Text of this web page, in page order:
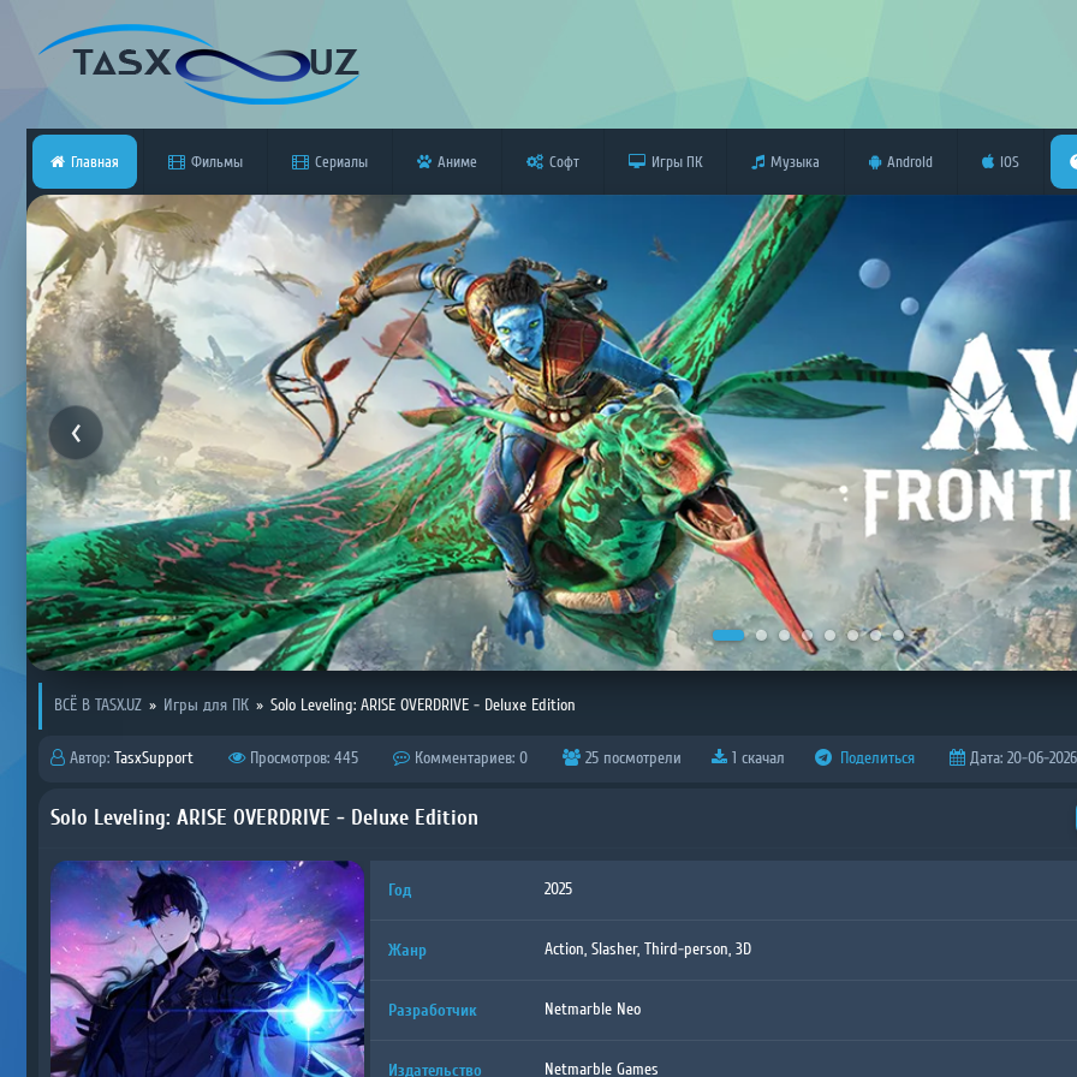
Главная Фильмы Сериалы Аниме Софт Игры ПК Музыка Android iOS
ВСЁ В TASX.UZ » Игры для ПК » Solo Leveling: ARISE OVERDRIVE - Deluxe Edition
Автор: TasxSupport Просмотров: 445 Комментариев: 0 25 посмотрели 1 скачал Поделиться Дата: 20-06-
Solo Leveling: ARISE OVERDRIVE - Deluxe Edition
Год 2025
Жанр Action, Slasher, Third-person, 3D
Разработчик Netmarble Neo
Издательство Netmarble Games